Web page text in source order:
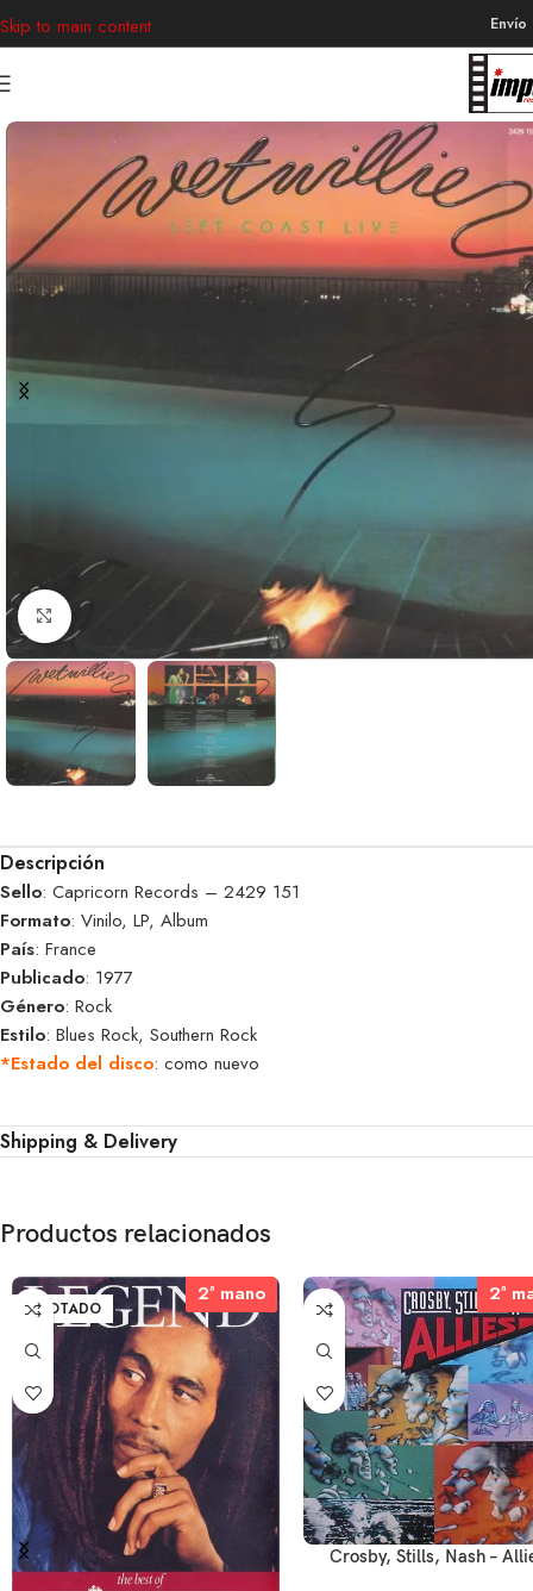
Skip to main content
Clic para ampliar
Descripción
Sello: Capricorn Records – 2429 151
Formato: Vinilo, LP, Album
País: France
Publicado: 1977
Género: Rock
Estilo: Blues Rock, Southern Rock
*Estado del disco: como nuevo
Shipping & Delivery
Productos relacionados
AGOTADO
2ª mano
2ª mano 2ª
2ª
Crosby, Stills, Nash –